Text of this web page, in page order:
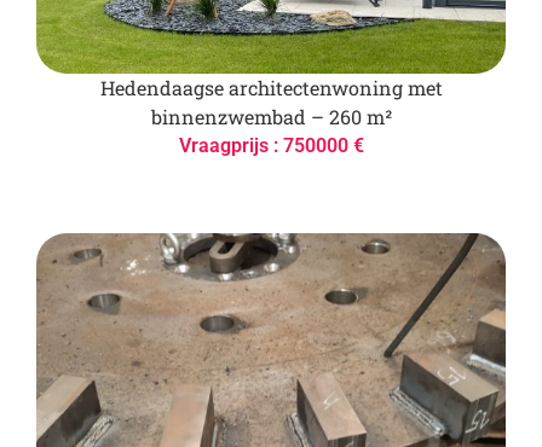
Hedendaagse architectenwoning met
binnenzwembad – 260 m²
Vraagprijs : 750000 €